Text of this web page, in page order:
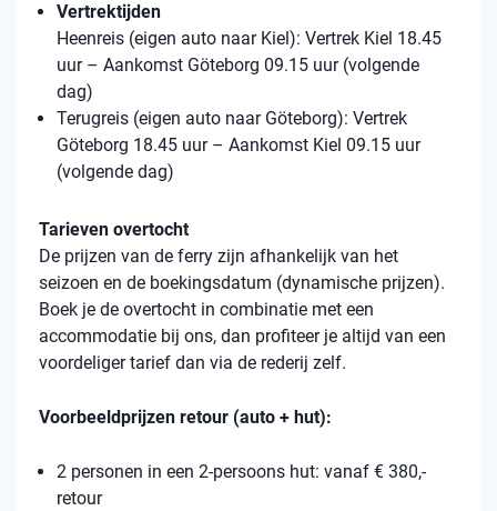
Vertrektijden
Heenreis (eigen auto naar Kiel): Vertrek Kiel 18.45
uur – Aankomst Göteborg 09.15 uur (volgende
dag)
Terugreis (eigen auto naar Göteborg): Vertrek
Göteborg 18.45 uur – Aankomst Kiel 09.15 uur
(volgende dag)
Tarieven overtocht
De prijzen van de ferry zijn afhankelijk van het
seizoen en de boekingsdatum (dynamische prijzen).
Boek je de overtocht in combinatie met een
accommodatie bij ons, dan profiteer je altijd van een
voordeliger tarief dan via de rederij zelf.
Voorbeeldprijzen retour (auto + hut):
2 personen in een 2-persoons hut: vanaf € 380,-
retour